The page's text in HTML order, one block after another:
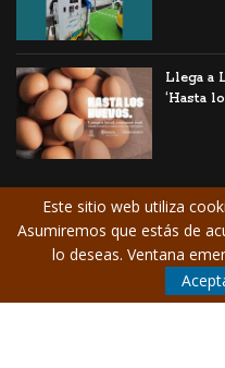
Llega a
‘Hasta
Aviso Legal /
Contrate publicidad
/Suscríbase a la
Este sitio web utiliza
Asumiremos que estás de
lo deseas. Ventana